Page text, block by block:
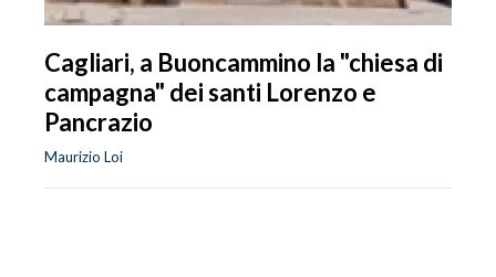
Cagliari, a Buoncammino la "chiesa di
campagna" dei santi Lorenzo e
Pancrazio
Maurizio Loi